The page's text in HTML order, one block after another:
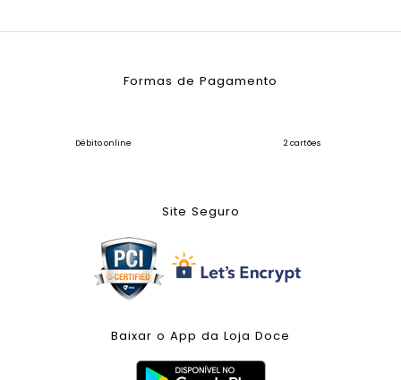
Formas de Pagamento
Débito online 2 cartões
Site Seguro
Baixar o App da Loja Doce